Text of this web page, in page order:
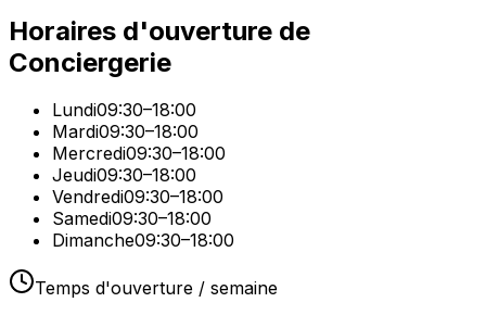
Horaires d'ouverture de
Conciergerie
Lundi09:30–18:00
Mardi09:30–18:00
Mercredi09:30–18:00
Jeudi09:30–18:00
Vendredi09:30–18:00
Samedi09:30–18:00
Dimanche09:30–18:00
Temps d'ouverture / semaine